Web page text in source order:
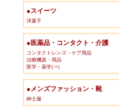
●スイーツ
洋菓子
●医薬品・コンタクト・介護
コンタクトレンズ・ケア用品
治療機器・用品
医学・薬学(⇒)
●メンズファッション・靴
紳士服